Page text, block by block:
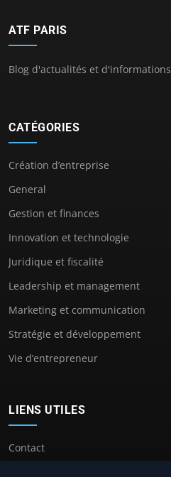
ATF PARIS
Blog d'actualités et d'informations
CATÉGORIES
Création d’entreprise
General
Gestion et finances
Innovation et technologie
Juridique et fiscalité
Leadership et management
Marketing et communication
Stratégie et développement
Vie d’entrepreneur
LIENS UTILES
Contact